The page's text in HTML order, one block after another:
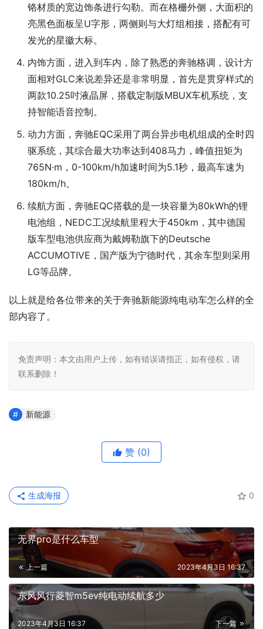
铬材质的宽边饰条进行勾勒。而在格栅外侧，大面积的
亮黑色面板呈U字形，两侧则与大灯组相接，搭配有可
发光的星徽大标。
内饰方面，进入到车内，除了熟悉的奔驰格调，设计方
面相对GLC来说差异还是非常明显，首先是贯穿样式的
两款10.25吋液晶屏，搭载定制版MBUX车机系统，支
持智能语音控制。
动力方面，奔驰EQC采用了两台异步电机组成的全时四
驱系统，其综合最大功率达到408马力，峰值扭矩为
765N·m，0-100km/h加速时间为5.1秒，最高车速为
180km/h。
续航方面，奔驰EQC搭载的是一块容量为80kWh的锂
电池组，NEDC工况续航里程大于450km，其中德国
版车型电池供应商为戴姆勒旗下的Deutsche
ACCUMOTIVE，国产版为宁德时代，其余车型则采用
LG等品牌。
以上就是给各位带来的关于奔驰新能源纯电动车怎么样的全
部内容了。
免责声明：本文由用户上传，如有错误请指正，如有侵权，请
联系删除！
新能源
赞 (0)
0
生成海报
无界pro是什么车型
上一篇 2023年4月3日 16:37
东风风行菱智m5ev纯电动续航多少
下一篇
2023年4月3日 16:37